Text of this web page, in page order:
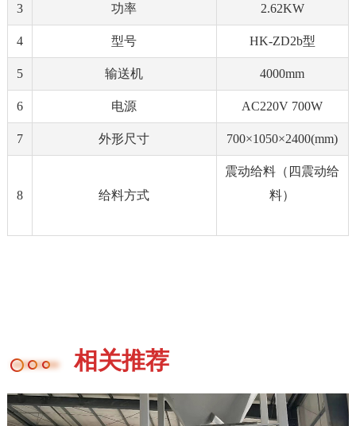
3 功率 2.62KW
4 型号 HK-ZD2b型
5 输送机 4000mm
6 电源 AC220V 700W
7 外形尺寸 700×1050×2400(mm)
8 给料方式
震动给料（四震动给
料）
相关推荐